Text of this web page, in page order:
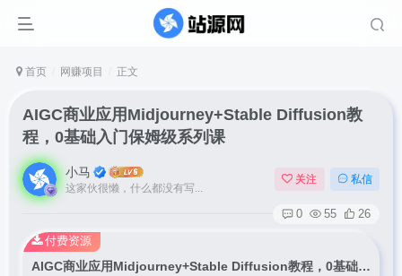
首页 网赚项目 正文
AIGC商业应用Midjourney+Stable Diffusion教
程，0基础入门保姆级系列课
小马
这家伙很懒，什么都没有写...
关注 私信
0 55 26
AIGC商业应用Midjourney+Stable Diffusion教程，0基础入门保姆级系列课
付费资源